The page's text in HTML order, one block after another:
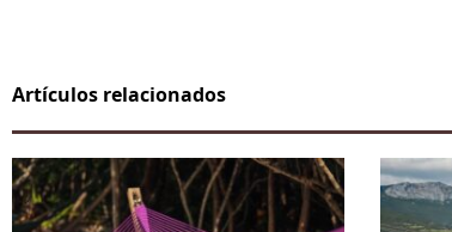
Artículos relacionados